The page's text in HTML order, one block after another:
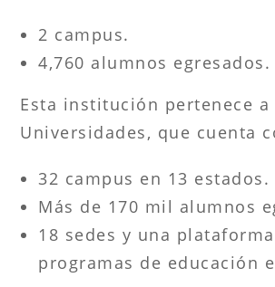
2 campus.
4,760 alumnos egresados.
Esta institución pertenece
Universidades, que cuenta
32 campus en 13 estados.
Más de 170 mil alumnos
18 sedes y una
programas de educación